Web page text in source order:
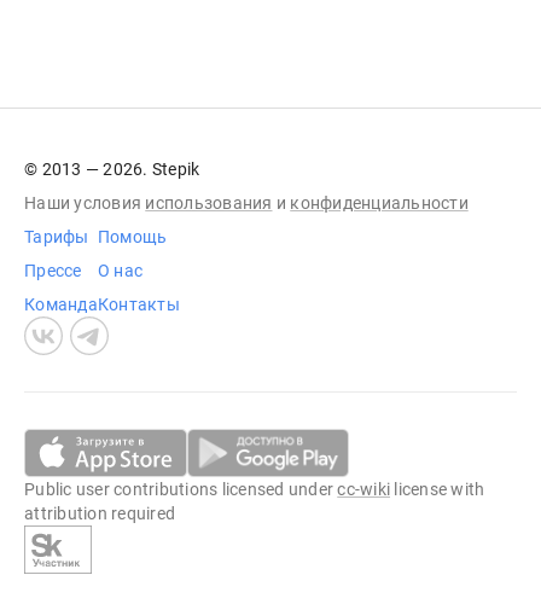
© 2013 — 2026. Stepik
Наши условия использования и конфиденциальности
Тарифы
Прессе
Команда
Помощь
О нас
Контакты
Public user contributions licensed undercc-wiki license with
attribution required